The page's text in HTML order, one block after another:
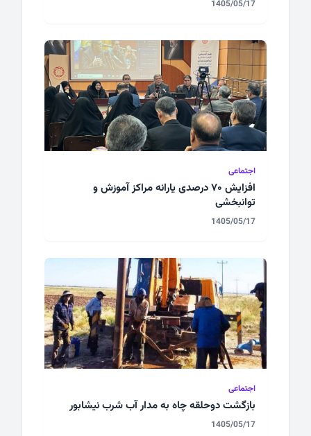
1405/05/17
اجتماعی
افزایش ۷۰ درصدی یارانه مراکز آموزش و
توانبخشی
1405/05/17
اجتماعی
بازگشت دوحلقه چاه به مدار آب شرب نیشابور
1405/05/17